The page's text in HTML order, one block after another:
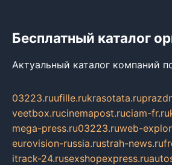
Бесплатный каталог
Актуальный каталог компаний
03223.ruufille.rukrasotata.ru
veetbox.rucinemapost.ruciam-fr.ru
mega-press.ru03223.ruweb-
eurovision-russia.rustrah-news.ru
itrack-24.rusexshopexpress.ru